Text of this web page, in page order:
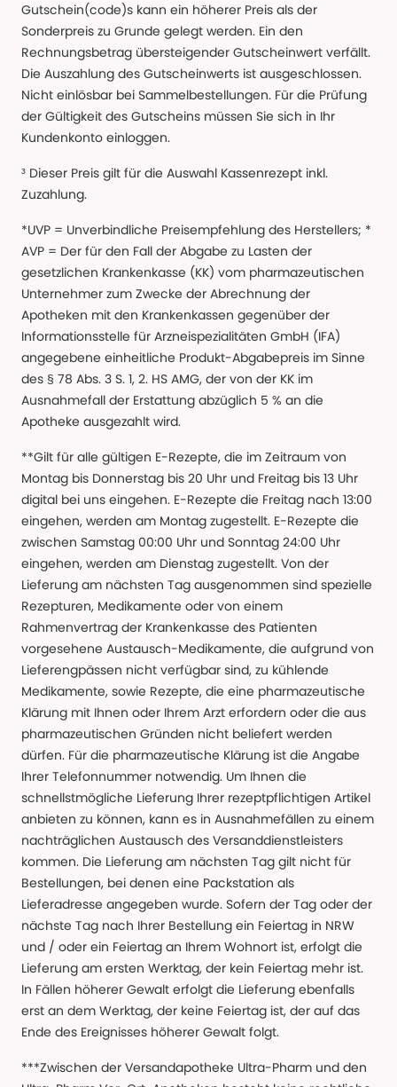
Gutschein(code)s kann ein höherer Preis als der
Sonderpreis zu Grunde gelegt werden. Ein den
Rechnungsbetrag übersteigender Gutscheinwert verfällt.
Die Auszahlung des Gutscheinwerts ist ausgeschlossen.
Nicht einlösbar bei Sammelbestellungen. Für die Prüfung
der Gültigkeit des Gutscheins müssen Sie sich in Ihr
Kundenkonto einloggen.
³ Dieser Preis gilt für die Auswahl Kassenrezept inkl.
Zuzahlung.
*UVP = Unverbindliche Preisempfehlung des Herstellers; *
AVP = Der für den Fall der Abgabe zu Lasten der
gesetzlichen Krankenkasse (KK) vom pharmazeutischen
Unternehmer zum Zwecke der Abrechnung der
Apotheken mit den Krankenkassen gegenüber der
Informationsstelle für Arzneispezialitäten GmbH (IFA)
angegebene einheitliche Produkt-Abgabepreis im Sinne
des § 78 Abs. 3 S. 1, 2. HS AMG, der von der KK im
Ausnahmefall der Erstattung abzüglich 5 % an die
Apotheke ausgezahlt wird.
**Gilt für alle gültigen E-Rezepte, die im Zeitraum von
Montag bis Donnerstag bis 20 Uhr und Freitag bis 13 Uhr
digital bei uns eingehen. E-Rezepte die Freitag nach 13:00
eingehen, werden am Montag zugestellt. E-Rezepte die
zwischen Samstag 00:00 Uhr und Sonntag 24:00 Uhr
eingehen, werden am Dienstag zugestellt. Von der
Lieferung am nächsten Tag ausgenommen sind spezielle
Rezepturen, Medikamente oder von einem
Rahmenvertrag der Krankenkasse des Patienten
vorgesehene Austausch-Medikamente, die aufgrund von
Lieferengpässen nicht verfügbar sind, zu kühlende
Medikamente, sowie Rezepte, die eine pharmazeutische
Klärung mit Ihnen oder Ihrem Arzt erfordern oder die aus
pharmazeutischen Gründen nicht beliefert werden
dürfen. Für die pharmazeutische Klärung ist die Angabe
Ihrer Telefonnummer notwendig. Um Ihnen die
schnellstmögliche Lieferung Ihrer rezeptpflichtigen Artikel
anbieten zu können, kann es in Ausnahmefällen zu einem
nachträglichen Austausch des Versanddienstleisters
kommen. Die Lieferung am nächsten Tag gilt nicht für
Bestellungen, bei denen eine Packstation als
Lieferadresse angegeben wurde. Sofern der Tag oder der
nächste Tag nach Ihrer Bestellung ein Feiertag in NRW
und / oder ein Feiertag an Ihrem Wohnort ist, erfolgt die
Lieferung am ersten Werktag, der kein Feiertag mehr ist.
In Fällen höherer Gewalt erfolgt die Lieferung ebenfalls
erst an dem Werktag, der keine Feiertag ist, der auf das
Ende des Ereignisses höherer Gewalt folgt.
***Zwischen der Versandapotheke Ultra-Pharm und den